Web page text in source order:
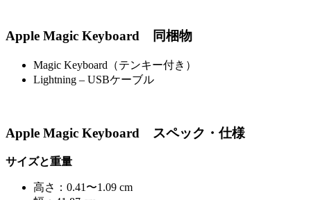
Apple Magic Keyboard 同梱物
Magic Keyboard（テンキー付き）
Lightning – USBケーブル
Apple Magic Keyboard スペック・仕様
サイズと重量
高さ：0.41〜1.09 cm